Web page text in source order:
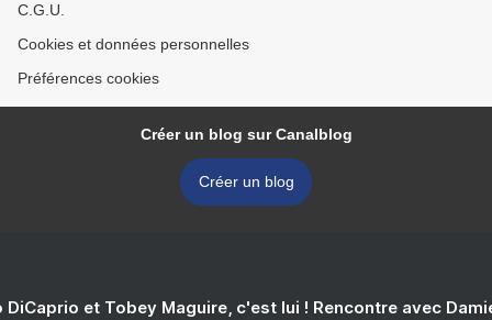
C.G.U.
Cookies et données personnelles
Préférences cookies
Créer un blog sur Canalblog
Créer un blog
DiCaprio et Tobey Maguire, c'est lui ! Rencontre avec